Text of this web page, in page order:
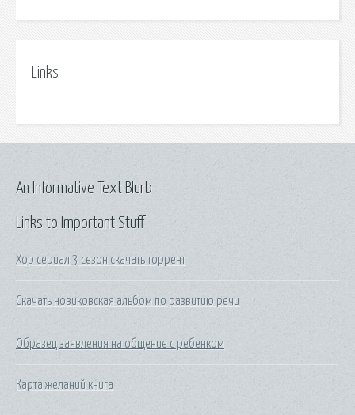
Links
Links to Important Stuff
Хор сериал 3 сезон скачать торрент
Скачать новиковская альбом по развитию речи
Образец заявления на общение с ребенком
Карта желаний книга
An Informative Text Blurb